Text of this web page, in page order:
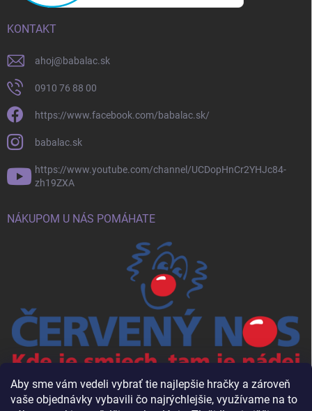
Aby sme vám vedeli vybrať tie najlepšie hračky a zároveň
vaše objednávky vybavili čo najrýchlejšie, využívame na to
KONTAKT
ahoj@babalac.sk
0910 76 88 00
https://www.facebook.com/babalac.sk/
babalac.sk
https://www.youtube.com/channel/UCDopHnCr2YHJc84-
zh19ZXA
NÁKUPOM U NÁS POMÁHATE